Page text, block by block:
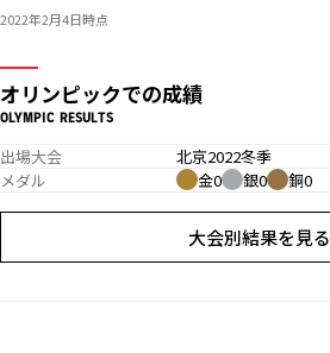
2022年2月4日時点
オリンピックでの成績
OLYMPIC RESULTS
出場大会
北京2022冬季
メダル
金0 銀0 銅0
大会別結果を見る